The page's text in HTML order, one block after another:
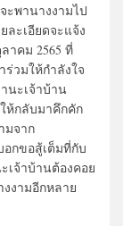
ะพานางงามไป
ะเอียดจะแจ้ง
าคม 2565 ที่
วมให้กำลังใจ
นะเจ้าบ้าน
ห้กลับมาคึกคัก
มจาก
อกขอสู้เต็มที่กับ
เจ้าบ้านต้องคอย
งามอีกหลาย